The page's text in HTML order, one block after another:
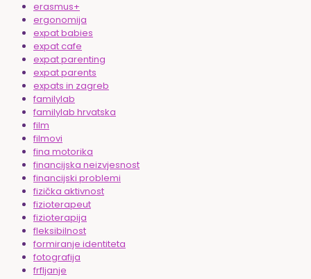
erasmus+
ergonomija
expat babies
expat cafe
expat parenting
expat parents
expats in zagreb
familylab
familylab hrvatska
film
filmovi
fina motorika
financijska neizvjesnost
financijski problemi
fizička aktivnost
fizioterapeut
fizioterapija
fleksibilnost
formiranje identiteta
fotografija
frfljanje